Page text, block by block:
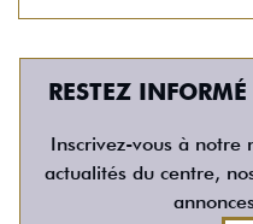
RESTEZ
Inscrivez-vous à notre
actualités du centre,